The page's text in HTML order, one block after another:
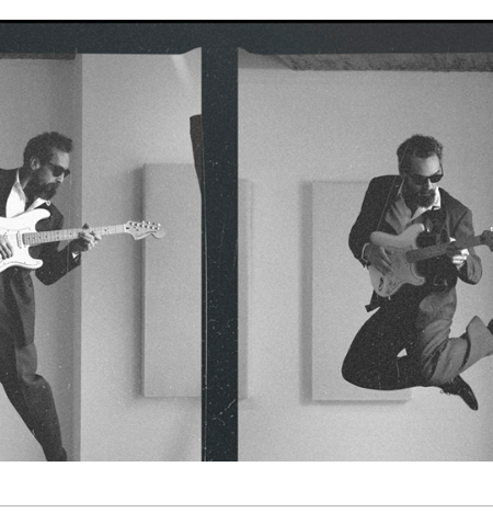
Conceição, autor do EP “At
ser catalogado”